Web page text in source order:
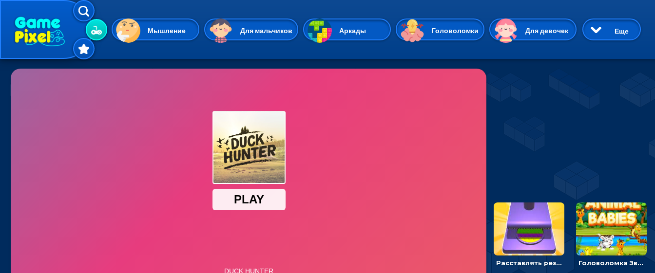
Мышление Для мальчиков Аркады Головоломки Для девочек
Гиперказуальные Казуальные Веселые 3D Приключения
Unity
Симуляторы
Пасьянс
Еще
Расставлять резиновые кубики, чтобы делать поп-ит - гиперказуальные Головоломка Звери-малыши: открывай карточки по очереди, чтобы найти одинаковые